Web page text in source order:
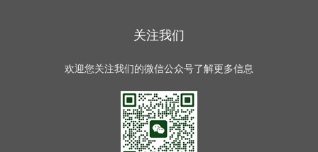
关注我们
欢迎您关注我们的微信公众号了解更多信息